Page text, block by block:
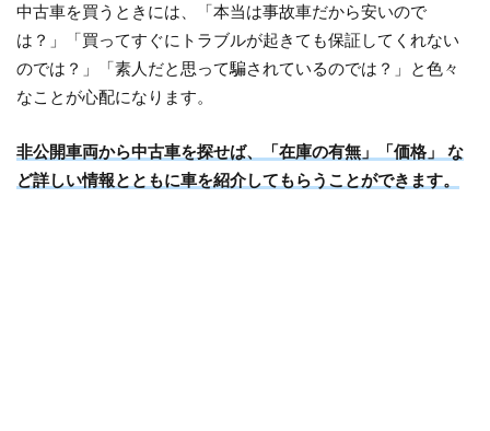
中古車を買うときには、「本当は事故車だから安いので
は？」「買ってすぐにトラブルが起きても保証してくれない
のでは？」「素人だと思って騙されているのでは？」と色々
なことが心配になります。
非公開車両から中古車を探せば、「在庫の有無」「価格」 な
ど詳しい情報とともに車を紹介してもらうことができます。